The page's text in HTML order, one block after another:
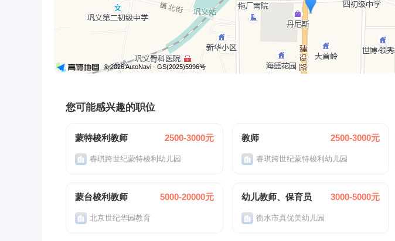
© 2026 AutoNavi - GS(2025)5996号
您可能感兴趣的职位
蒙特梭利教师 2500-3000元
睿琪跨世纪蒙特梭利幼儿园
教师 2500-3000元
睿琪跨世纪蒙特梭利幼儿园
蒙台梭利教师 5000-20000元
北京世纪华园教育
幼儿教师、保育员 3000-5000元
衡水市真优美幼儿园